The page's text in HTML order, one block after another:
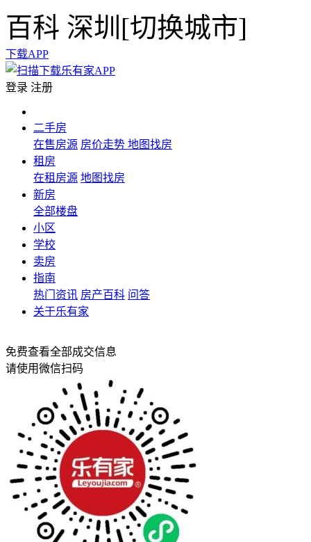
百科 深圳[切换城市]
下载APP
登录 注册
二手房
在售房源 房价走势 地图找房
租房
在租房源 地图找房
新房
全部楼盘
小区
学校
卖房
指南
热门资讯 房产百科 问答
关于乐有家
免费查看全部成交信息
请使用微信扫码